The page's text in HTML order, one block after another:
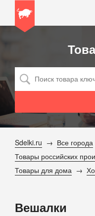
Sdelki.ru
Все города
Товары российских
Товары для дома
Вешалки